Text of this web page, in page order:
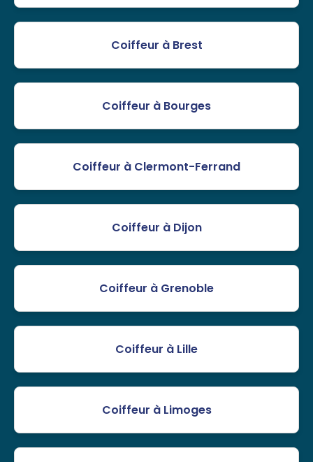
Coiffeur à Brest
Coiffeur à Bourges
Coiffeur à Clermont-Ferrand
Coiffeur à Dijon
Coiffeur à Grenoble
Coiffeur à Lille
Coiffeur à Limoges